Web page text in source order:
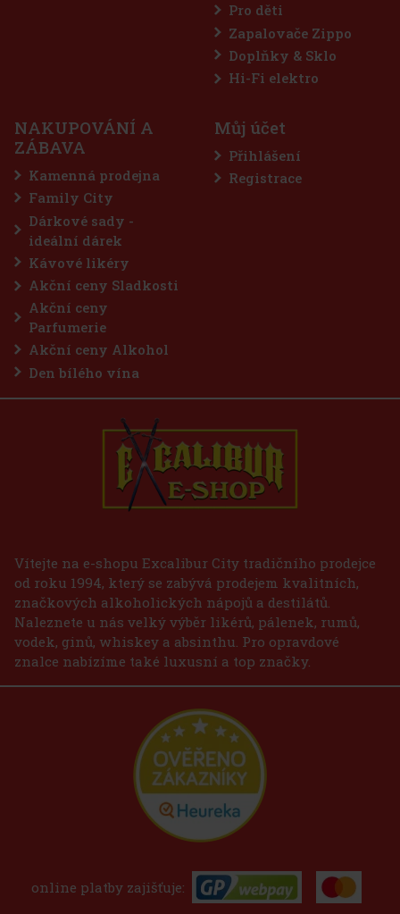
určené pro
mentolové
Praktická dóza
57 Kč
Do košíku
Pro děti
Zapalovače Zippo
Doplňky & Sklo
Hi-Fi elektro
NAKUPOVÁNÍ A
ZÁBAVA
Kamenná prodejna
Family City
Dárkové sady -
ideální dárek
Kávové likéry
Akční ceny Sladkosti
Akční ceny
Parfumerie
Akční ceny Alkohol
Den bílého vína
Můj účet
Přihlášení
Registrace
Vítejte na e-shopu Excalibur City tradičního prodejce
od roku 1994, který se zabývá prodejem kvalitních,
značkových alkoholických nápojů a destilátů.
Naleznete u nás velký výběr likérů, pálenek, rumů,
vodek, ginů, whiskey a absinthu. Pro opravdové
znalce nabízíme také luxusní a top značky.
online platby zajišťuje: